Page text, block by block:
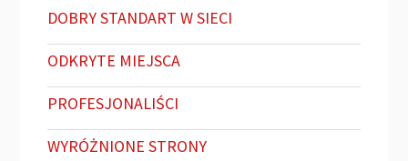
DOBRY STANDART W SIECI
ODKRYTE MIEJSCA
PROFESJONALIŚCI
WYRÓŻNIONE STRONY